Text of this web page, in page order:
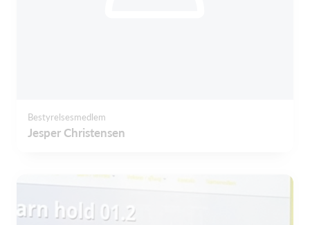
Bestyrelsesmedlem
Jesper Christensen